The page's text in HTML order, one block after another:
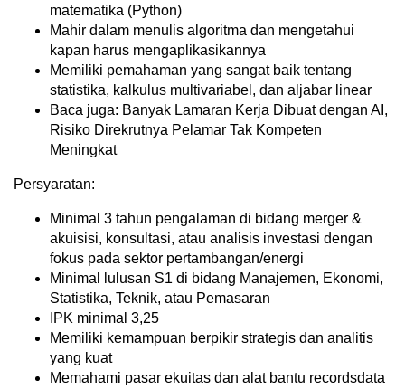
matematika (Python)
Mahir dalam menulis algoritma dan mengetahui
kapan harus mengaplikasikannya
Memiliki pemahaman yang sangat baik tentang
statistika, kalkulus multivariabel, dan aljabar linear
Baca juga: Banyak Lamaran Kerja Dibuat dengan AI,
Risiko Direkrutnya Pelamar Tak Kompeten
Meningkat
Persyaratan:
Minimal 3 tahun pengalaman di bidang merger &
akuisisi, konsultasi, atau analisis investasi dengan
fokus pada sektor pertambangan/energi
Minimal lulusan S1 di bidang Manajemen, Ekonomi,
Statistika, Teknik, atau Pemasaran
IPK minimal 3,25
Memiliki kemampuan berpikir strategis dan analitis
yang kuat
Memahami pasar ekuitas dan alat bantu recordsdata